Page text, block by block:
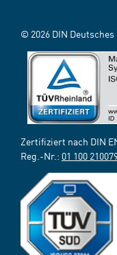
© 2026 DIN
Zertifiziert nach DIN
Reg.-Nr.: 01 100